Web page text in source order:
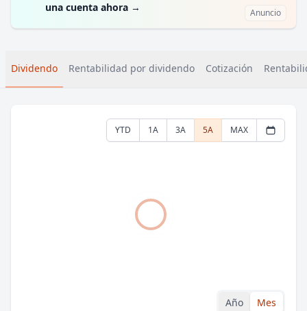
una cuenta ahora → Anuncio
Dividendo Rentabilidad por dividendo Cotización
YTD 1A 3A 5A MAX
Año Mes